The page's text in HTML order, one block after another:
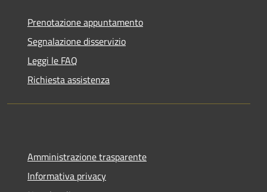
Prenotazione appuntamento
Segnalazione disservizio
Leggi le FAQ
Richiesta assistenza
Amministrazione trasparente
Informativa privacy